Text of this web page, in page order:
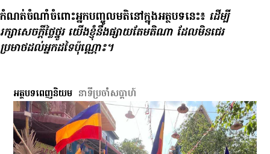
កំណត់​ចំណាំ​ចំពោះ​អ្នក​បញ្ចូល​មតិ​នៅ​ក្នុង​អត្ថបទ​នេះ៖ ដើម្បី​
រក្សា​សេចក្ដី​ថ្លៃថ្នូរ យើង​ខ្ញុំ​នឹង​ផ្សាយ​តែ​មតិ​ណា ដែល​មិន​ជេរ​
ប្រមាថ​ដល់​អ្នក​ដទៃ​ប៉ុណ្ណោះ។
អត្ថបទពេញនិយម នាទី​ប្រចាំ​សប្ដាហ៍